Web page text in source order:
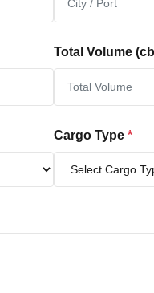
Total Volume
Cargo Type *